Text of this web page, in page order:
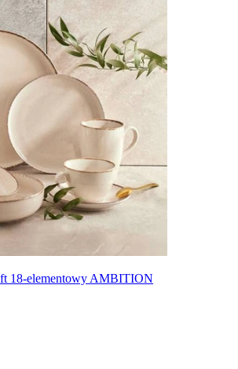
18-elementowy AMBITION